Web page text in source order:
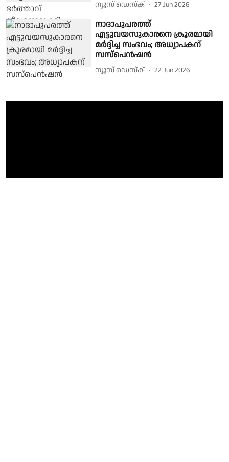
ന്യൂസ് ഡെസ്ക് 27 Jun 2026
നാദാപുപരത്ത്
എട്ടുവയസുകാരനെ ക്രൂരമായി
മർദ്ദിച്ച സംഭവം; അധ്യാപകന്
സസ്പെൻഷൻ
ന്യൂസ് ഡെസ്ക് 22 Jun 2026